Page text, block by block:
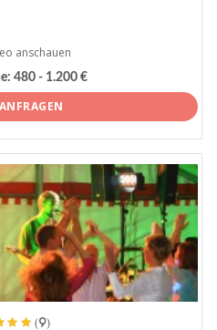
anschauen
480 - 1.200 €
(9)